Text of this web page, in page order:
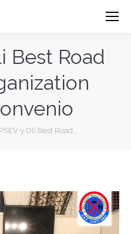
Best Road
y Oli Best Road…